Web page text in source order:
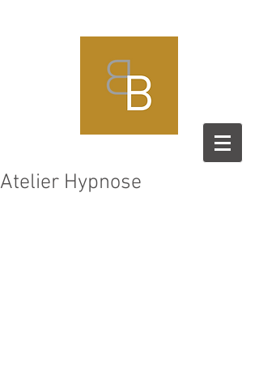
Atelier Hypnose